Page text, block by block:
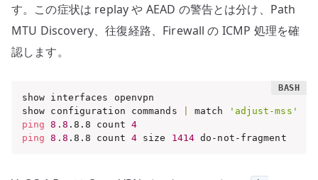
す。この症状は replay や AEAD の警告とは分け、Path
MTU Discovery、往復経路、Firewall の ICMP 処理を確
認します。
show interfaces openvpn
show configuration commands
match
'adjust-mss'
ping
8.8 .8.8 count 4
ping
8.8 .8.8 count 4 size 1414 do-not-fragment